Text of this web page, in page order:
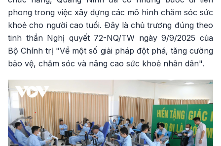
phong trong việc xây dựng các mô hình chăm sóc sức
khoẻ cho người cao tuổi. Đây là chủ trương đúng theo
tinh thần Nghị quyết 72-NQ/TW ngày 9/9/2025 của
Bộ Chính trị "Về một số giải pháp đột phá, tăng cường
bảo vệ, chăm sóc và nâng cao sức khoẻ nhân dân".